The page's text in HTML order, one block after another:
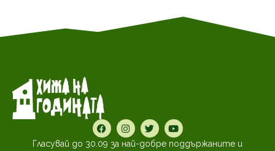
Гласувай до 30.09 за най-добре поддържаните и